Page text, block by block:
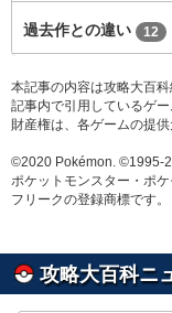
過去作との違い 12
本記事の内容は攻略大百
記事内で引用しているゲ
財産権は、各ゲームの提供
©2020 Pokémon. ©1995-
ポケットモンスター・ポ
フリークの登録商標です。
攻略大百科ニ